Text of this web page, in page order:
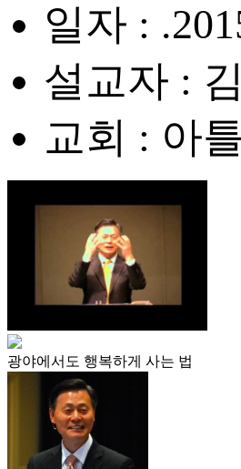
일자 :
설교자 :
교회 : 아
광야에서도 행복하게 사는 법